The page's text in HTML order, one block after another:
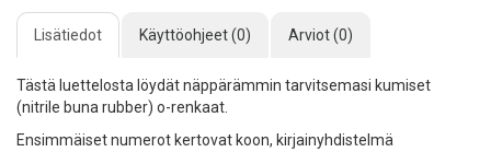
Lisätiedot Käyttöohjeet (0) Arviot (0)
Tästä luettelosta löydät näppärämmin tarvitsemasi kumiset
(nitrile buna rubber) o-renkaat.
Ensimmäiset numerot kertovat koon, kirjainyhdistelmä